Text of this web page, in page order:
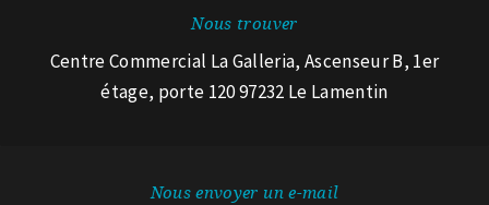
Nous trouver
Centre Commercial La Galleria, Ascenseur B, 1er
étage, porte 120 97232 Le Lamentin
Nous envoyer un e-mail